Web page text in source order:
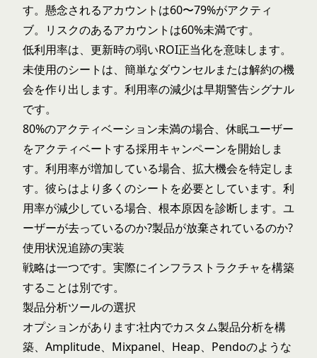
す。懸念されるアカウントは60〜79%がアクティ
ブ。リスクのあるアカウントは60%未満です。
低利用率は、更新時の弱いROI正当化を意味します。
未使用のシートは、簡単なダウンセルまたは解約の機
会を作り出します。利用率の減少は早期警告シグナル
です。
80%のアクティベーション未満の場合、休眠ユーザー
をアクティベートする採用キャンペーンを開始しま
す。利用率が増加している場合、拡大機会を特定しま
す。彼らはより多くのシートを必要としています。利
用率が減少している場合、根本原因を診断します。ユ
ーザーが去っているのか?製品が放棄されているのか?
使用状況追跡の実装
戦略は一つです。実際にインフラストラクチャを構築
することは別です。
製品分析ツールの選択
オプションがあります:社内でカスタム製品分析を構
築、Amplitude、Mixpanel、Heap、Pendoのような